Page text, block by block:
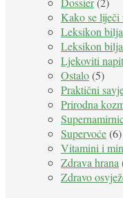
Kako se liječi
Leksikon bilja
Leksikon
Ljekoviti
Ostalo(5)
Praktični
Prirodna
Supervoće(6)
Vitamini i
Zdrava hrana
Zdravo